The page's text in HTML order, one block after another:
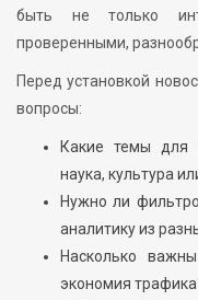
быть не только
проверенными,
Перед установкой
вопросы:
Какие темы для
наука, культура
Нужно ли
аналитику из
Насколько
экономия